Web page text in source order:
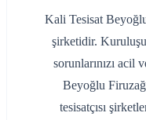
Kali Tesisat
şirketidir.
sorunlarınızı acil
Beyoğlu
tesisatçısı